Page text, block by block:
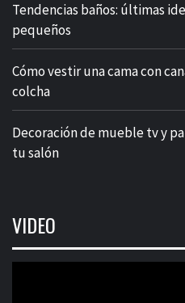
Tendencias baños: últimas
pequeños
Cómo vestir una cama con
colcha
Decoración de mueble tv y
tu salón
VIDEO